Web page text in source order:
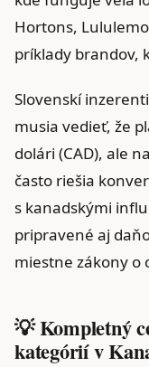
Hortons,
príklady brandov,
Slovenskí
musia vedieť, že
dolári (CAD), ale
často riešia
s kanadskými
pripravené aj
miestne zákony o
💡 Kompletný
kategórií v